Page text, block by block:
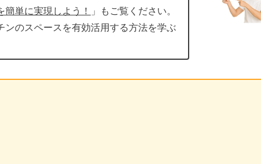
単に実現しよう！
」もご覧ください。
のスペースを有効活用する方法を学ぶ